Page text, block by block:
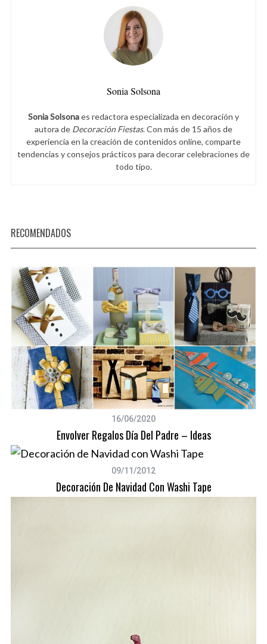
Sonia Solsona
Sonia Solsonaes redactora especializada en decoración y
autora de Decoración Fiestas. Con más de 15 años de
experiencia en la creación de contenidos online, comparte
tendencias y consejos prácticos para decorar celebraciones de
todo tipo.
RECOMENDADOS
16/06/2020
Envolver Regalos Día Del Padre – Ideas
09/11/2012
Decoración De Navidad Con Washi Tape